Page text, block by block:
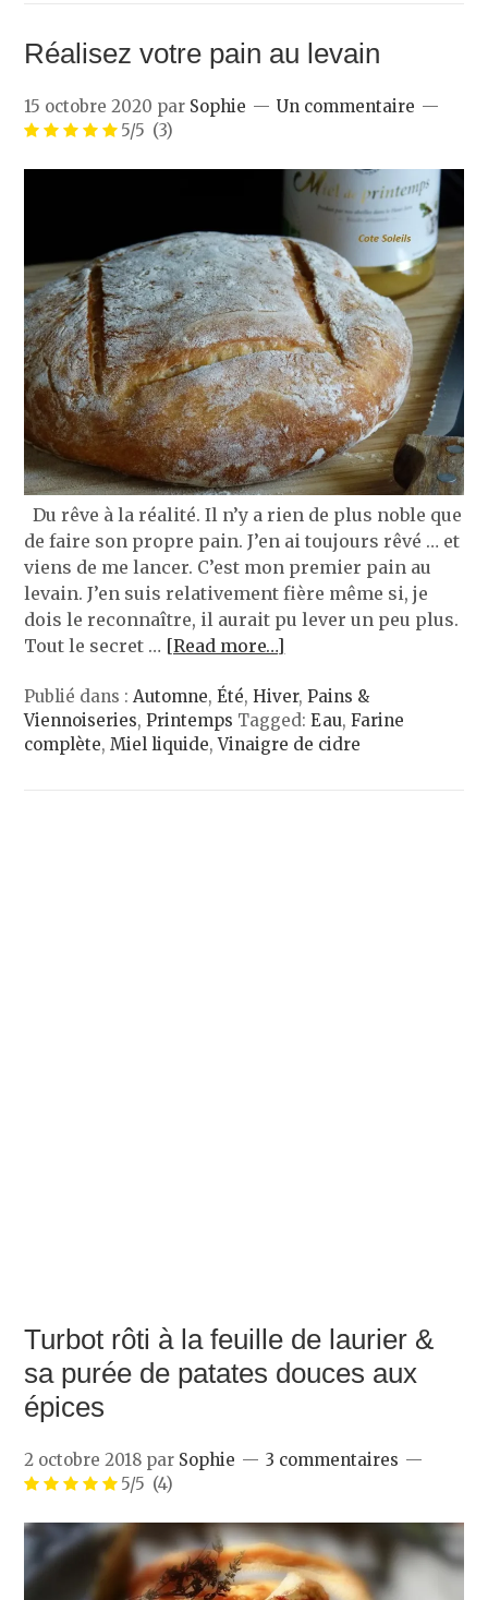
Réalisez votre pain au levain
15 octobre 2020 par Sophie
Un commentaire
5/5 (3)
Du rêve à la réalité. Il n’y a rien de plus noble que
de faire son propre pain. J’en ai toujours rêvé … et
viens de me lancer. C’est mon premier pain au
levain. J’en suis relativement fière même si, je
dois le reconnaître, il aurait pu lever un peu plus.
Tout le secret … [Read more…]
Publié dans :Automne,Été,Hiver,Pains &
Viennoiseries,Printemps Tagged:Eau,Farine
complète,Miel liquide,Vinaigre de cidre
Turbot rôti à la feuille de laurier &
sa purée de patates douces aux
épices
2 octobre 2018 par Sophie
3 commentaires
5/5 (4)